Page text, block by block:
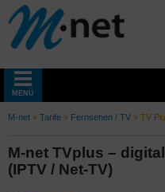
MENÜ
M-net » Tarife » Fernsehen / TV » TV
M-net TVplus –
(IPTV / Net-TV)